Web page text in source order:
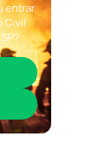
entrar
Civil